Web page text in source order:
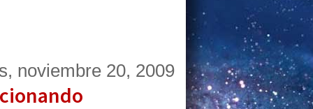
noviembre 20, 2009